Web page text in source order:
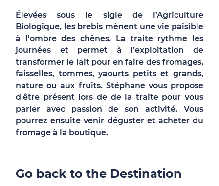
Élevées sous le sigle de l’Agriculture
Biologique, les brebis mènent une vie paisible
à l’ombre des chênes. La traite rythme les
journées et permet à l’exploitation de
transformer le lait pour en faire des fromages,
faisselles, tommes, yaourts petits et grands,
nature ou aux fruits. Stéphane vous propose
d'être présent lors de de la traite pour vous
parler avec passion de son activité. Vous
pourrez ensuite venir déguster et acheter du
fromage à la boutique.
Go back to the Destination